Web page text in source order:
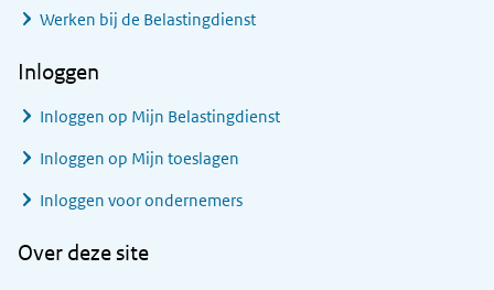
Werken bij de Belastingdienst
Inloggen
Inloggen op Mijn Belastingdienst
Inloggen op Mijn toeslagen
Inloggen voor ondernemers
Over deze site